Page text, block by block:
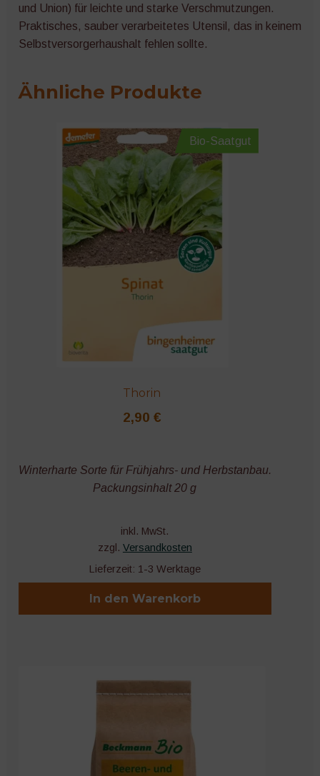
und Union) für leichte und starke Verschmutzungen.
Praktisches, sauber verarbeitetes Utensil, das in keinem
Selbstversorgerhaushalt fehlen sollte.
Ähnliche Produkte
Bio-Saatgut
Thorin
2,90 €
Winterharte Sorte für Frühjahrs- und Herbstanbau.
Packungsinhalt 20 g
inkl. MwSt.
zzgl. Versandkosten
Lieferzeit: 1-3 Werktage
In den Warenkorb